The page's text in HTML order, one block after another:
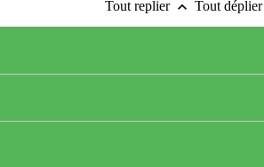
Tout replier keyboard_arrow_up Tout déplier